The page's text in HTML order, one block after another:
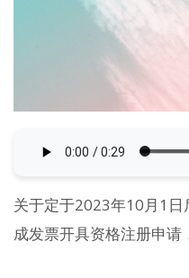
关于定于2023年10月1
成发票开具资格注册申请